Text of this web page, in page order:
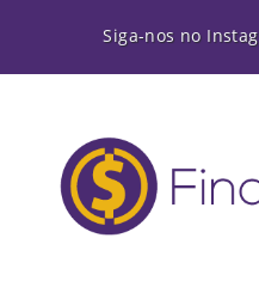
Siga-nos no